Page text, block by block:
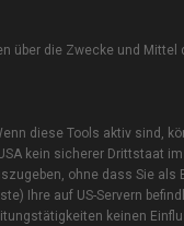
über die Zwecke und Mittel
diese Tools aktiv sind,
kein sicherer Drittstaat
ohne dass Sie
Ihre auf US-Servern
keinen